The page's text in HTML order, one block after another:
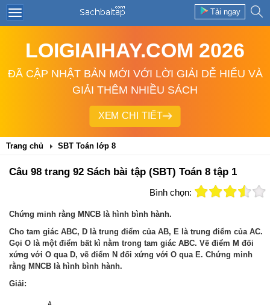
Tải ngay
LOIGIAIHAY.COM 2026
ĐÃ CẬP NHẬT BẢN MỚI VỚI LỜI GIẢI DỄ HIỂU VÀ
GIẢI THÊM NHIỀU SÁCH
XEM CHI TIẾT
Trang chủ SBT Toán lớp 8
Câu 98 trang 92 Sách bài tập (SBT) Toán 8 tập 1
Bình chọn:
Chứng minh rằng MNCB là hình bình hành.
Cho tam giác ABC, D là trung điểm của AB, E là trung điểm của AC.
Gọi O là một điểm bất kì nằm trong tam giác ABC. Vẽ điểm M đối
xứng với O qua D, vẽ điểm N đối xứng với O qua E. Chứng minh
rằng MNCB là hình bình hành.
Giải: